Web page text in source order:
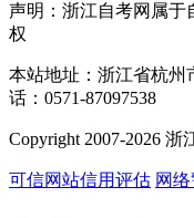
声明：浙江自考网属于
权
本站地址：浙江省杭州
话：0571-87097538
Copyright 2007-2026 浙
可信网站信用评估 网